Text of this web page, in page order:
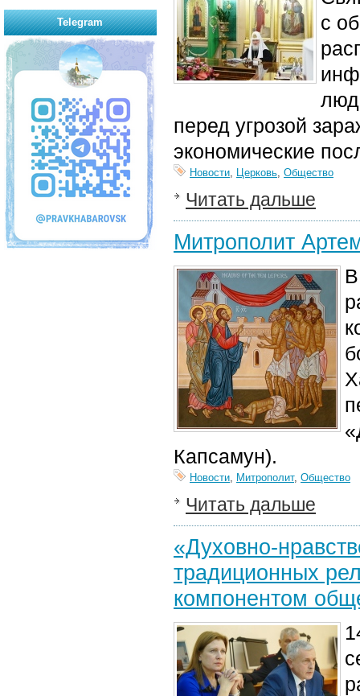
с
перед угрозой
экономические
Новости, Церковь, Общество
Читать дальше
Митрополит
Капсамун).
Новости, Митрополит, Общество
Читать дальше
«Духовно-
традиционных
компонентом
Telegram